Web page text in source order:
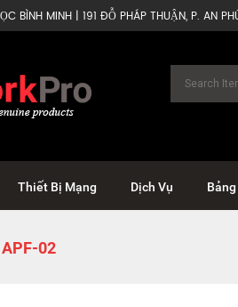
BÌNH MINH | 191 ĐỖ PHÁP THUẬN, P. AN
Thiết Bị Mạng Dịch Vụ
APF-02